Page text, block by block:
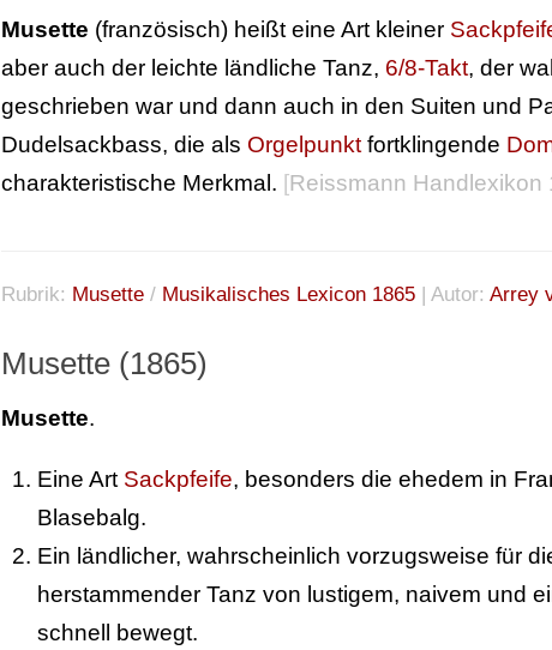
Musette (französisch) heißt eine Art kleiner
aber auch der leichte ländliche Tanz, 6/8-Takt, der
geschrieben war und dann auch in den Suiten und
Dudelsackbass, die als Orgelpunkt fortklingende
charakteristische Merkmal. [Reissmann Handlexikon
Rubrik: Musette / Musikalisches Lexicon 1865 | Autor: Arrey
Musette (1865)
Musette.
Eine Art Sackpfeife, besonders die ehedem in
Blasebalg.
Ein ländlicher, wahrscheinlich vorzugsweise für
herstammender Tanz von lustigem, naivem und
schnell bewegt.